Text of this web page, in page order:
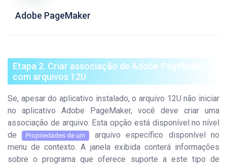
Adobe PageMaker
Etapa 2. Criar associação de Adobe PageMaker
com arquivos 12U
Se, apesar do aplicativo instalado, o arquivo 12U não iniciar
no aplicativo Adobe PageMaker, você deve criar uma
associação de arquivo. Esta opção está disponível no nível
de Propriedades de um
arquivo específico disponível no
menu de contexto. A janela exibida conterá informações
sobre o programa que oferece suporte a este tipo de